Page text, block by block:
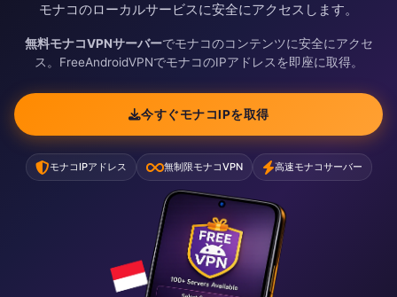
モナコのローカルサービスに安全にアクセスします。
無料モナコVPNサーバーでモナコのコンテンツに安全にアクセ
ス。FreeAndroidVPNでモナコのIPアドレスを即座に取得。
今すぐモナコIPを取得
モナコIPアドレス 無制限モナコVPN 高速モナコサーバー